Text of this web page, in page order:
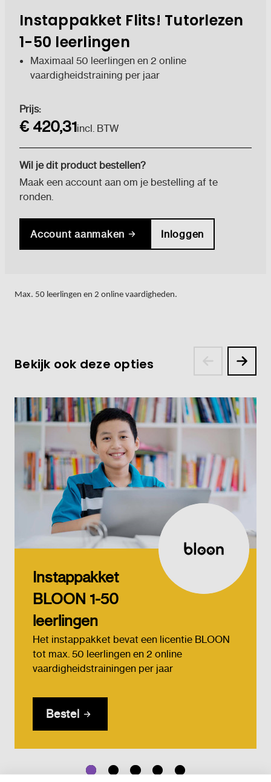
Instappakket Flits! Tutorlezen
1-50 leerlingen
Maximaal 50 leerlingen en 2 online
vaardigheidstraining per jaar
Huidige
voorraad:
Prijs:
€ 420,31incl. BTW
Wil je dit product bestellen?
Maak een account aan om je bestelling af te
ronden.
Account aanmaken Inloggen
Max. 50 leerlingen en 2 online vaardigheden.
Bekijk ook deze opties
Instappakket
BLOON 1-50
leerlingen
Het instappakket bevat een licentie BLOON
tot max. 50 leerlingen en 2 online
vaardigheidstrainingen per jaar
Bestel